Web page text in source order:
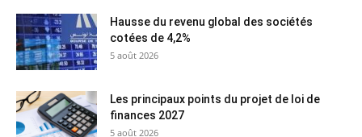
Hausse du revenu global des sociétés
cotées de 4,2%
5 août 2026
Les principaux points du projet de loi de
finances 2027
5 août 2026